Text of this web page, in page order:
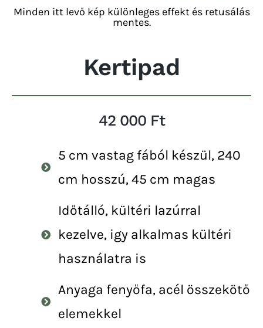
Minden itt levő kép különleges effekt és retusálás
mentes.
Kertipad
42 000 Ft
5 cm vastag fából készül, 240
cm hosszú, 45 cm magas
Időtálló, kültéri lazúrral
kezelve, igy alkalmas kültéri
használatra is
Anyaga fenyőfa, acél összekötő
elemekkel